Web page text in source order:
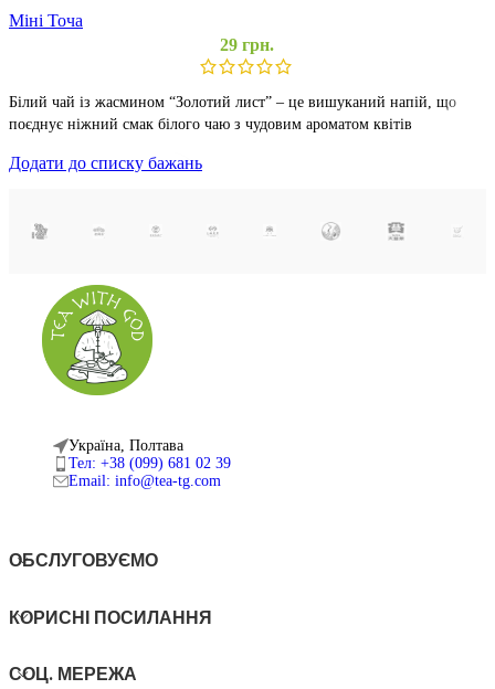
Міні Точа
29грн.
Білий чай із жасмином “Золотий лист” – це вишуканий напій, що
поєднує ніжний смак білого чаю з чудовим ароматом квітів
Додати до списку бажань
Україна, Полтава
Тел: +38 (099) 681 02 39
Email: info@tea-tg.com
ОБСЛУГОВУЄМО
КОРИСНІ ПОСИЛАННЯ
СОЦ. МЕРЕЖА